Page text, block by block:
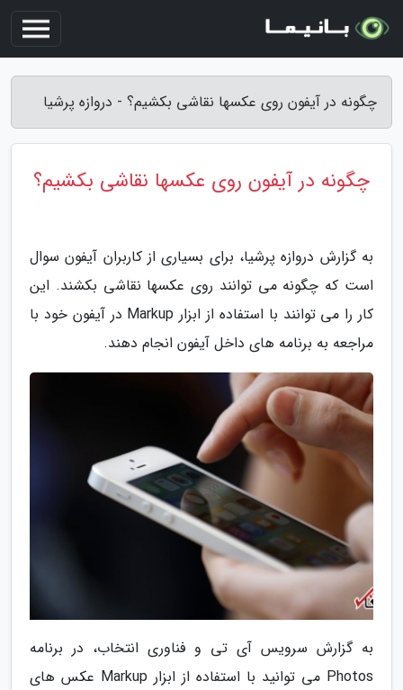
چگونه در آیفون روی عکسها نقاشی بکشیم؟ - دروازه پرشیا
چگونه در آیفون روی عکسها نقاشی بکشیم؟
به گزارش دروازه پرشیا، برای بسیاری از کاربران آیفون سوال
است که چگونه می توانند روی عکسها نقاشی بکشند. این
کار را می توانند با استفاده از ابزار Markup در آیفون خود با
مراجعه به برنامه های داخل آیفون انجام دهند.
به گزارش سرویس آی تی و فناوری انتخاب، در برنامه
Photos می توانید با استفاده از ابزار Markup عکس های